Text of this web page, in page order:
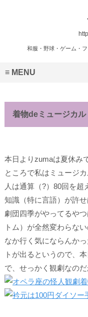
和服・野球・ゲーム・
MENU
着物deミュージカル
本日よりzumaは夏休み
ところで私は ミュージ
人は通算（?） 80回 を超
知識（特に言語）が許
劇団四季がやってるや
トム）が全然変わらな
なか行く気にならんか
トが出るというので、
で、せっかく観劇なの